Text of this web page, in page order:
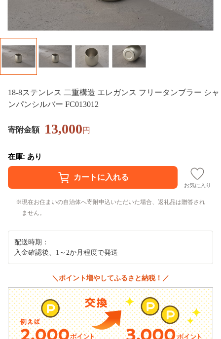
18-8ステンレス 二重構造 エレガンス フリータンブラー シャ
ンパンシルバー FC013012
寄附金額 13,000円
在庫: あり
お気に入り
現在お住まいの自治体へ寄附申込いただいた場合、返礼品は贈答され
ません。
配送時期：
入金確認後、1～2か月程度で発送
＼ポイント増やしてふるさと納税！／